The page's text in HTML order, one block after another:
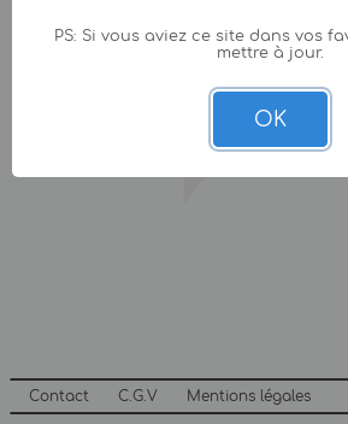
Contact C.G.V Mentions légales
PS: Si vous aviez ce site dans vos
mettre à jour.
OK